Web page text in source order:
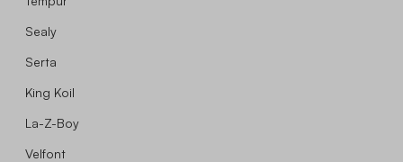
Sealy
Serta
King Koil
La-Z-Boy
Velfont